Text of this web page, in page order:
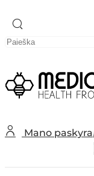
Mano paskyra